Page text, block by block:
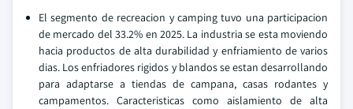
El segmento de recreacion y camping tuvo una participacion
de mercado del 33.2% en 2025. La industria se esta moviendo
hacia productos de alta durabilidad y enfriamiento de varios
dias. Los enfriadores rigidos y blandos se estan desarrollando
para adaptarse a tiendas de campana, casas rodantes y
campamentos. Caracteristicas como aislamiento de alta